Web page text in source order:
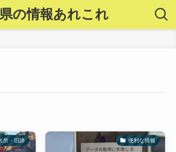
の情報あれこれ
所・旧跡 便利な情報